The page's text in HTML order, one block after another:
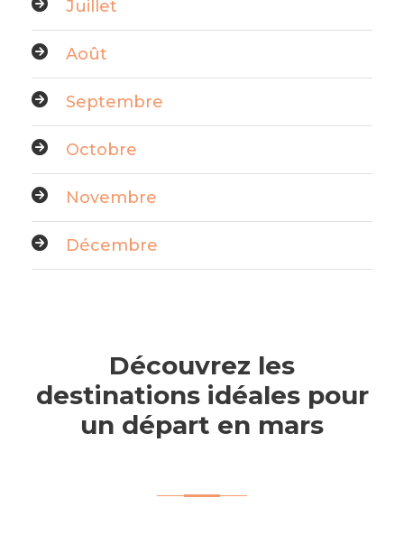
Juillet
Août
Septembre
Octobre
Novembre
Décembre
Découvrez les
destinations idéales pour
un départ en mars